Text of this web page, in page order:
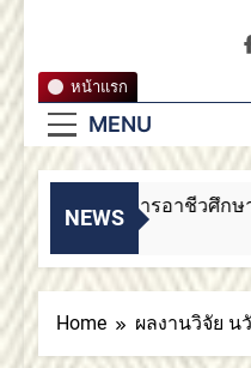
เหนือ
สถาบันการอาชีวศึกษาภา
2 ประกาศสรรหากร
ขอแสดงความยินดีกับบัณ
อาชีวศึกษาภาค
สถาบันการอาชีวศึกษาภ
MENU
หน้าแรก
NEWS
สถาบันการอาชีวศึกษา
2 สัปดาห์ Ago
Home ผลงานวิจัย น